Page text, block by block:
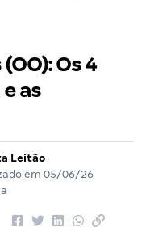
Os 4
as
Leitão
em 05/06/26